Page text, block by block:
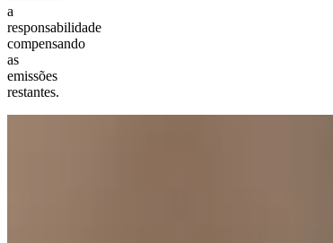
a
responsabilidade
compensando
as
emissões
restantes.